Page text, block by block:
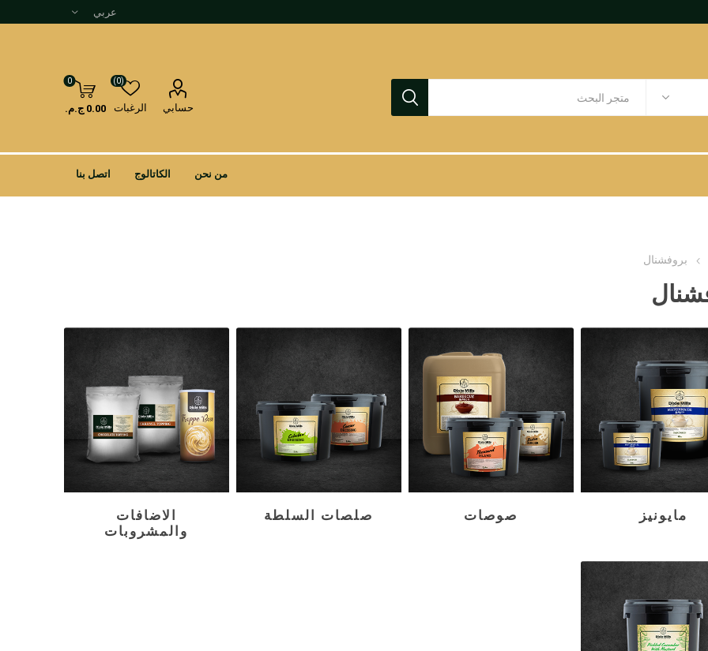
حسابي الرغبات
(0)
0
0.00 ج.م.
من نحن الكاتالوج اتصل بنا
بروفشنال
مايونيز صوصات صلصات السلطة
الاضافات
والمشروبات